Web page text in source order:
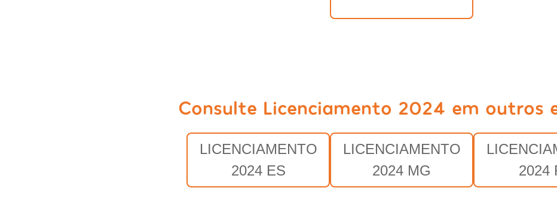
Consulte Licenciamento 2024 em outros
LICENCIAMENTO
2024 ES
LICENCIAMENTO
2024 MG
2024